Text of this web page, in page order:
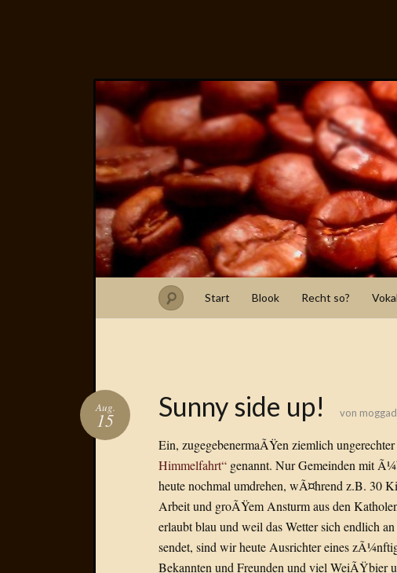
Start Blook Recht so?
Sunny side up!
Aug.
15 von
Ein, zugegebenermaÃŸen ziemlich
Himmelfahrt“ genannt. Nur Gemeinden mit
heute nochmal umdrehen, wÃ¤hrend z.B. 30
Arbeit und groÃŸem Ansturm aus den
erlaubt blau und weil das Wetter sich endlich
sendet, sind wir heute Ausrichter eines
Bekannten und Freunden und viel WeiÃŸbier